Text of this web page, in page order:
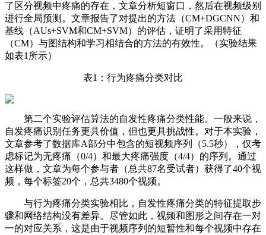
了区分视频中疼痛的存在，文章分析短窗口，然后在视频级别
进行全局预测。文章报告了对提出的方法（CM+DGCNN）和
基线（AUs+SVM和CM+SVM）的评估，证明了采用特征
（CM）与图结构和学习相结合的方法的有效性。（实验结果
如表1所示）
表1：行为疼痛分类对比
第二个实验评估算法的自发性疼痛分类性能。一般来说，
自发疼痛识别任务更具价值，但也更具挑战性。对于本实验，
文章参考了数据库A部分中包含的短视频序列（5.5秒），仅考
虑标记为无疼痛（0/4）和最大疼痛强度（4/4）的序列。通过
这样做，文章为每个参与者（总共87名受试者）获得了40个视
频，每个标签20个，总共3480个视频。
与行为疼痛分类实验相比，自发性疼痛分类的特征提取步
骤和网络结构没有差异。尽管如此，视频和图形之间存在一对
一的对应关系，这是由于视频序列的短暂性和每个视频中存在